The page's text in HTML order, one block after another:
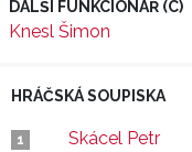
DALŠÍ FUNKCIONÁŘ (C)
Knesl Šimon
HRÁČSKÁ SOUPISKA
1 Skácel Petr